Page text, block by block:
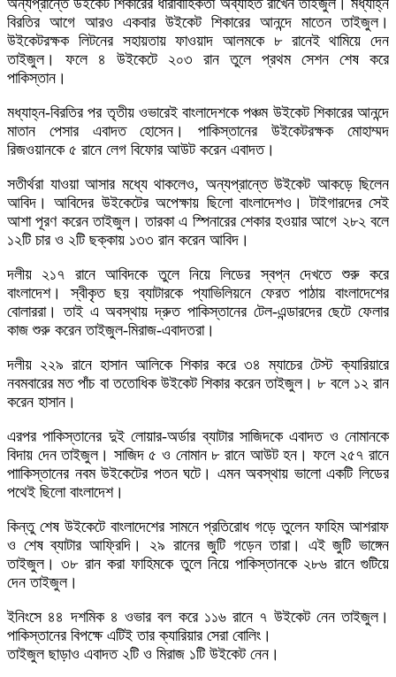
বিরতির আগে আরও একবার উইকেট শিকারের আনন্দে মাতেন তাইজুল।
উইকেটরক্ষক লিটনের সহায়তায় ফাওয়াদ আলমকে ৮ রানেই থামিয়ে দেন
তাইজুল। ফলে ৪ উইকেটে ২০৩ রান তুলে প্রথম সেশন শেষ করে
পাকিস্তান।
মধ্যাহ্ন-বিরতির পর তৃতীয় ওভারেই বাংলাদেশকে পঞ্চম উইকেট শিকারের আনন্দে
মাতান পেসার এবাদত হোসেন। পাকিস্তানের উইকেটরক্ষক মোহাম্মদ
রিজওয়ানকে ৫ রানে লেগ বিফোর আউট করেন এবাদত।
সতীর্থরা যাওয়া আসার মধ্যে থাকলেও, অন্যপ্রান্তে উইকেট আকড়ে ছিলেন
আবিদ। আবিদের উইকেটের অপেক্ষায় ছিলো বাংলাদেশও। টাইগারদের সেই
আশা পূরণ করেন তাইজুল। তারকা এ স্পিনারের শেকার হওয়ার আগে ২৮২ বলে
১২টি চার ও ২টি ছক্কায় ১৩৩ রান করেন আবিদ।
দলীয় ২১৭ রানে আবিদকে তুলে নিয়ে লিডের স্বপ্ন দেখতে শুরু করে
বাংলাদেশ। স্বীকৃত ছয় ব্যাটারকে প্যাভিলিয়নে ফেরত পাঠায় বাংলাদেশের
বোলাররা। তাই এ অবস্থায় দ্রুত পাকিস্তানের টেল-এন্ডারদের ছেটে ফেলার
কাজ শুরু করেন তাইজুল-মিরাজ-এবাদতরা।
দলীয় ২২৯ রানে হাসান আলিকে শিকার করে ৩৪ ম্যাচের টেস্ট ক্যারিয়ারে
নবমবারের মত পাঁচ বা ততোধিক উইকেট শিকার করেন তাইজুল। ৮ বলে ১২ রান
করেন হাসান।
এরপর পাকিস্তানের দুই লোয়ার-অর্ডার ব্যাটার সাজিদকে এবাদত ও নোমানকে
বিদায় দেন তাইজুল। সাজিদ ৫ ও নোমান ৮ রানে আউট হন। ফলে ২৫৭ রানে
পাাকিস্তানের নবম উইকেটের পতন ঘটে। এমন অবস্থায় ভালো একটি লিডের
পথেই ছিলো বাংলাদেশ।
কিন্তু শেষ উইকেটে বাংলাদেশের সামনে প্রতিরোধ গড়ে তুলেন ফাহিম আশরাফ
ও শেষ ব্যাটার আফ্রিদি। ২৯ রানের জুটি গড়েন তারা। এই জুটি ভাঙ্গেন
তাইজুল। ৩৮ রান করা ফাহিমকে তুলে নিয়ে পাকিস্তানকে ২৮৬ রানে গুটিয়ে
দেন তাইজুল।
ইনিংসে ৪৪ দশমিক ৪ ওভার বল করে ১১৬ রানে ৭ উইকেট নেন তাইজুল।
পাকিস্তানের বিপক্ষে এটিই তার ক্যারিয়ার সেরা বোলিং।
তাইজুল ছাড়াও এবাদত ২টি ও মিরাজ ১টি উইকেট নেন।